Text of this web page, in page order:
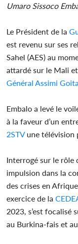
Umaro Sissoco
Le Président de la
est revenu sur ses
Sahel (AES) au
attardé sur le Mali
Général Assimi Goita
Embalo a levé le
à la faveur d’un
2STVune télévision
Interrogé sur le rôle
impulsion dans la
des crises en
exercice de la
2023, s’est focalisé
au Burkina-fais et